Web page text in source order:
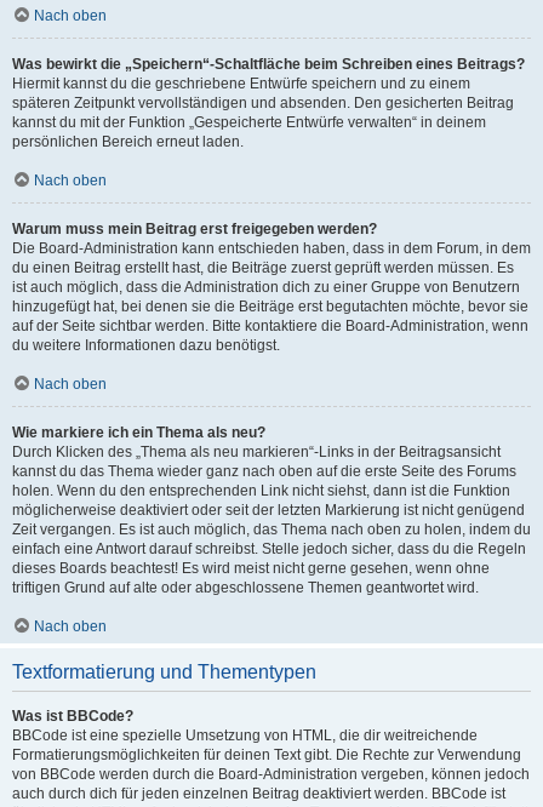
Nach oben
Was bewirkt die „Speichern“-Schaltfläche beim Schreiben eines Beitrags?
Hiermit kannst du die geschriebene Entwürfe speichern und zu einem
späteren Zeitpunkt vervollständigen und absenden. Den gesicherten Beitrag
kannst du mit der Funktion „Gespeicherte Entwürfe verwalten“ in deinem
persönlichen Bereich erneut laden.
Nach oben
Warum muss mein Beitrag erst freigegeben werden?
Die Board-Administration kann entschieden haben, dass in dem Forum, in dem
du einen Beitrag erstellt hast, die Beiträge zuerst geprüft werden müssen. Es
ist auch möglich, dass die Administration dich zu einer Gruppe von Benutzern
hinzugefügt hat, bei denen sie die Beiträge erst begutachten möchte, bevor sie
auf der Seite sichtbar werden. Bitte kontaktiere die Board-Administration, wenn
du weitere Informationen dazu benötigst.
Nach oben
Wie markiere ich ein Thema als neu?
Durch Klicken des „Thema als neu markieren“-Links in der Beitragsansicht
kannst du das Thema wieder ganz nach oben auf die erste Seite des Forums
holen. Wenn du den entsprechenden Link nicht siehst, dann ist die Funktion
möglicherweise deaktiviert oder seit der letzten Markierung ist nicht genügend
Zeit vergangen. Es ist auch möglich, das Thema nach oben zu holen, indem du
einfach eine Antwort darauf schreibst. Stelle jedoch sicher, dass du die Regeln
dieses Boards beachtest! Es wird meist nicht gerne gesehen, wenn ohne
triftigen Grund auf alte oder abgeschlossene Themen geantwortet wird.
Nach oben
Textformatierung und Thementypen
Was ist BBCode?
BBCode ist eine spezielle Umsetzung von HTML, die dir weitreichende
Formatierungsmöglichkeiten für deinen Text gibt. Die Rechte zur Verwendung
von BBCode werden durch die Board-Administration vergeben, können jedoch
auch durch dich für jeden einzelnen Beitrag deaktiviert werden. BBCode ist